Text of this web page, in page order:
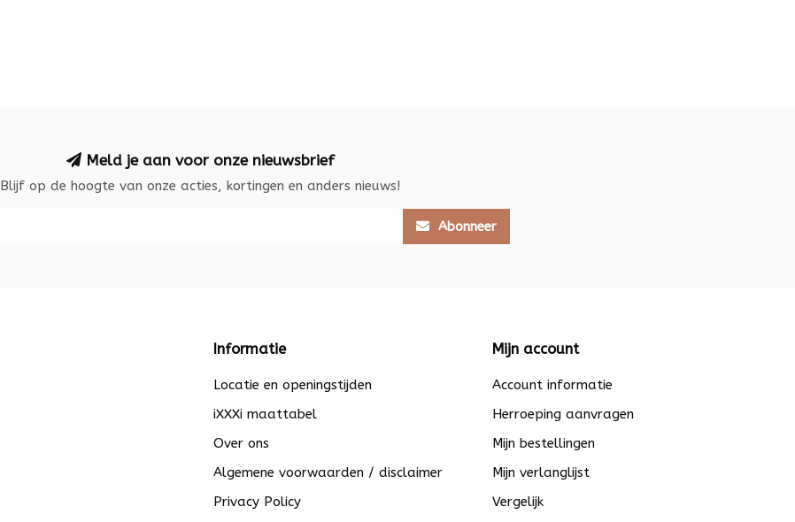
Meld je aan voor onze nieuwsbrief
Blijf op de hoogte van onze acties, kortingen en anders nieuws!
Abonneer
Informatie
Locatie en openingstijden
iXXXi maattabel
Over ons
Algemene voorwaarden / disclaimer
Privacy Policy
Mijn account
Account informatie
Herroeping aanvragen
Mijn bestellingen
Mijn verlanglijst
Vergelijk